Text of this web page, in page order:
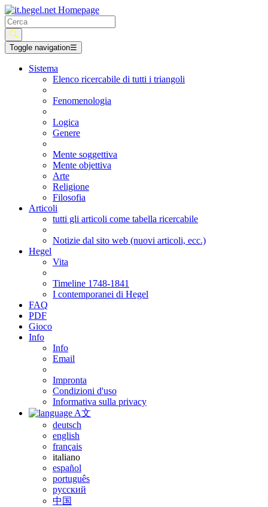
Toggle navigation☰
Sistema
Elenco ricercabile di tutti i triangoli
Fenomenologia
Logica
Genere
Mente soggettiva
Mente objettiva
Arte
Religione
Filosofia
Articoli
tutti gli articoli come tabella ricercabile
Notizie dal sito web (nuovi articoli, ecc.)
Hegel
Vita
Timeline 1748-1841
I contemporanei di Hegel
FAQ
PDF
Gioco
Info
Info
Email
Impronta
Condizioni d'uso
Informativa sulla privacy
A文
deutsch
english
français
italiano
español
português
русский
中国